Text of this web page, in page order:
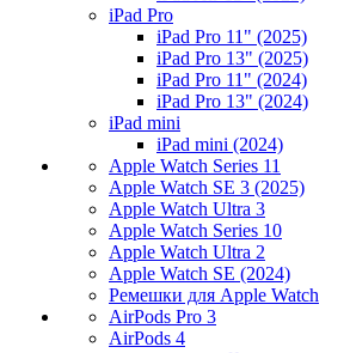
iPad Pro
iPad Pro 11" (2025)
iPad Pro 13" (2025)
iPad Pro 11" (2024)
iPad Pro 13" (2024)
iPad mini
iPad mini (2024)
Apple Watch Series 11
Apple Watch SE 3 (2025)
Apple Watch Ultra 3
Apple Watch Series 10
Apple Watch Ultra 2
Apple Watch SE (2024)
Ремешки для Apple Watch
AirPods Pro 3
AirPods 4